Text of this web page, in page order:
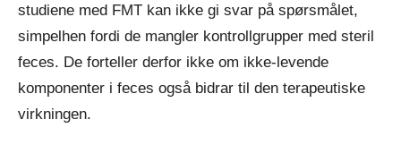
studiene med FMT kan ikke gi svar på spørsmålet,
simpelhen fordi de mangler kontrollgrupper med steril
feces. De forteller derfor ikke om ikke-levende
komponenter i feces også bidrar til den terapeutiske
virkningen.